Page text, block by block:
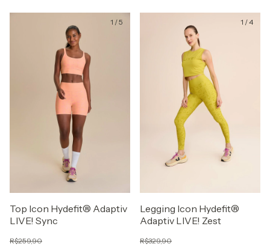
1 /5
Top Icon Hydefit® Adaptiv
LIVE! Sync
R$259,90
1 /4
Legging Icon Hydefit®
Adaptiv LIVE! Zest
R$329,90